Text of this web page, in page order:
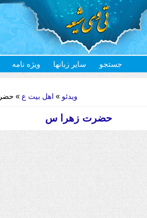
ویژه نامه سایر زبانها جستجو
ویدئو » اهل بیت ع »
حضرت زهرا س